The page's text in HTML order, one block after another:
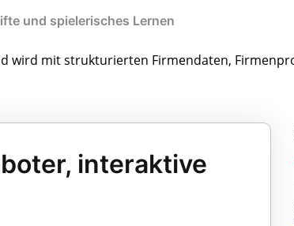
und spielerisches Lernen
wird mit strukturierten Firmendaten,
interaktive